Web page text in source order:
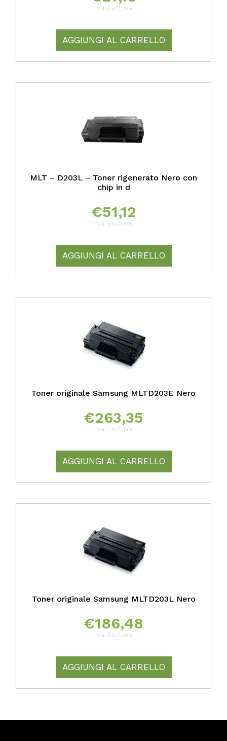
Iva Esclusa
AGGIUNGI AL CARRELLO
MLT – D203L – Toner rigenerato Nero con
chip in d
€51,12
Iva Esclusa
AGGIUNGI AL CARRELLO
Toner originale Samsung MLTD203E Nero
€263,35
Iva Esclusa
AGGIUNGI AL CARRELLO
Toner originale Samsung MLTD203L Nero
€186,48
Iva Esclusa
AGGIUNGI AL CARRELLO